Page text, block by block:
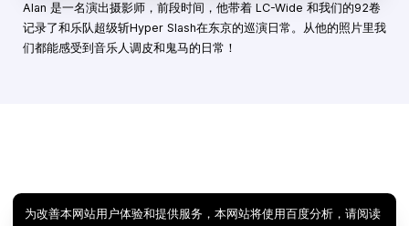
Alan 是一名演出摄影师，前段时间，他带着 LC-Wide 和我们的92卷
记录了和乐队超级斩Hyper Slash在东京的巡演日常。从他的照片里我
们都能感受到音乐人调皮和鬼马的日常！
为改善本网站用户体验和提供服务，本网站将使用百度分析，请阅读